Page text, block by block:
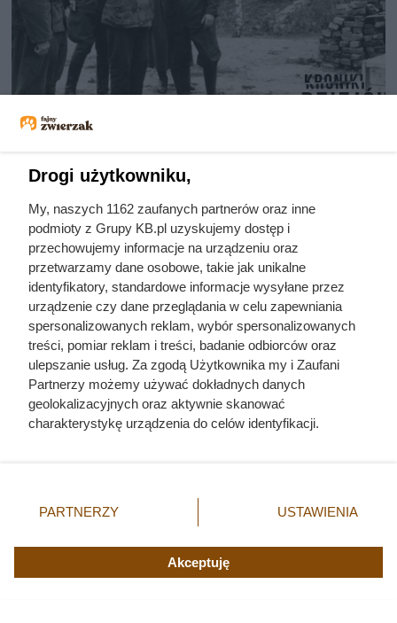
Auschwitz. Odtajnione zdjęcia
szubienicą
Dziennikarze ujawnili
pochodzenie mięsa z Dino. Klienci
zaskoczeni
Drogi użytkowniku,
My, naszych 1162 zaufanych partnerów oraz inne
podmioty z Grupy KB.pl uzyskujemy dostęp i
przechowujemy informacje na urządzeniu oraz
przetwarzamy dane osobowe, takie jak unikalne
identyfikatory, standardowe informacje wysyłane przez
urządzenie czy dane przeglądania w celu zapewniania
spersonalizowanych reklam, wybór spersonalizowanych
treści, pomiar reklam i treści, badanie odbiorców oraz
ulepszanie usług. Za zgodą Użytkownika my i Zaufani
Partnerzy możemy używać dokładnych danych
geolokalizacyjnych oraz aktywnie skanować
charakterystykę urządzenia do celów identyfikacji.
zmienić/wycofać klikając przycisk ustawień prywatności
znajdujący się w lewym dolnym rogu strony. Niektóre
użytkownika, ale masz prawo sprzeciwić się takiemu
przetwarzaniu. Preferencje będą miały zastosowania tylko
PARTNERZY USTAWIENIA
Akceptuję